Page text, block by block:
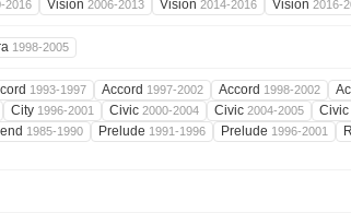
2016 Vision 2006-2013 Vision 2014-2016 Vision 2016-
1998-2005
1993-1997 Accord 1997-2002 Accord 1998-2002
City 1996-2001 Civic 2000-2004 Civic 2004-2005
1985-1990 Prelude 1991-1996 Prelude 1996-2001